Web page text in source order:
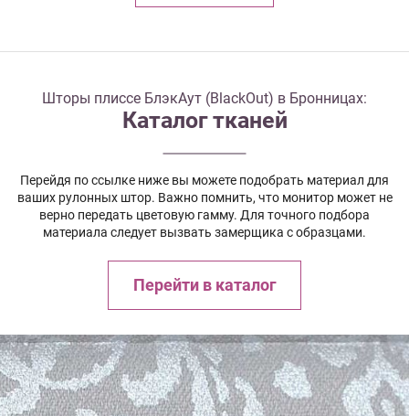
Шторы плиссе БлэкАут (BlackOut) в Бронницах:
Каталог тканей
Перейдя по ссылке ниже вы можете подобрать материал для
ваших рулонных штор. Важно помнить, что монитор может не
верно передать цветовую гамму. Для точного подбора
материала следует вызвать замерщика с образцами.
Перейти в каталог